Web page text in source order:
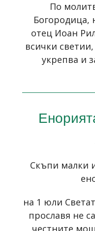
По
Богородица,
отец Иоан
всички
укрепва и
Скъпи малки
на 1 юли
прославя не
честните